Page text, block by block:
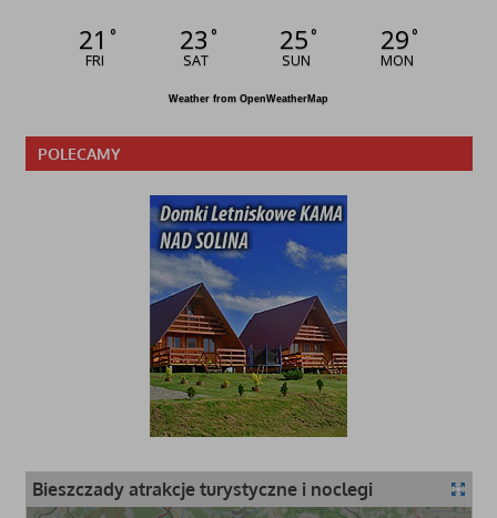
21 °
FRI
23 °
SAT
25°
SUN
29°
MON
Weather from OpenWeatherMap
POLECAMY
Bieszczady atrakcje turystyczne i noclegi